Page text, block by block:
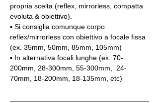
propria scelta (reflex, mirrorless, compatta
evoluta & obiettivo).
▪️ Si consiglia comunque corpo
reflex/mirrorless con obiettivo a focale fissa
(ex. 35mm, 50mm, 85mm, 105mm)
▪️ In alternativa focali lunghe (ex. 70-
200mm, 28-300mm, 55-300mm,  24-
70mm, 18-200mm, 18-135mm, etc)